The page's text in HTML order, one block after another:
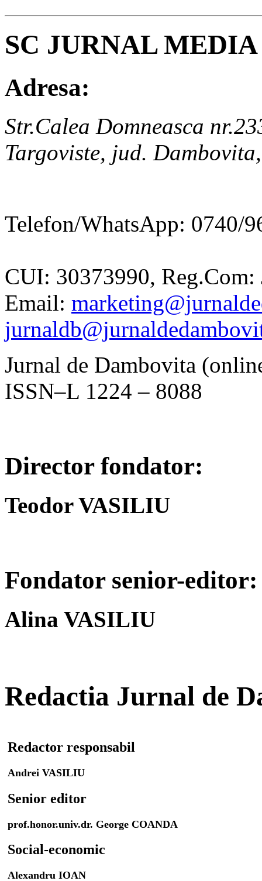
SC JURNAL MEDIA
Adresa:
Str.Calea Domneasca
Targoviste, jud.
Telefon/WhatsApp: 0740/
CUI: 30373990, Reg.Com:
Email:
Jurnal de Dambovita
ISSN–L 1224 – 8088
Director fondator:
Teodor VASILIU
Fondator senior-editor:
Alina VASILIU
Redactia Jurnal de
Redactor responsabil
Andrei VASILIU
Senior editor
prof.honor.univ.dr. George COANDA
Social-economic
Alexandru IOAN